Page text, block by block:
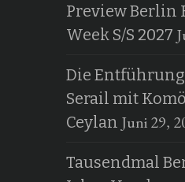
Preview Berlin
Week S/S 2027
Die
Serail mit
Ceylan Juni 29,
Tausendmal